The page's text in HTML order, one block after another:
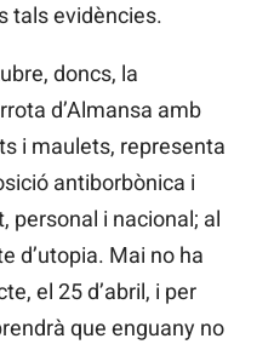
tals evidències.
doncs, la
d’Almansa amb
i maulets, representa
antiborbònica i
personal i nacional; al
d’utopia. Mai no ha
el 25 d’abril, i per
que enguany no